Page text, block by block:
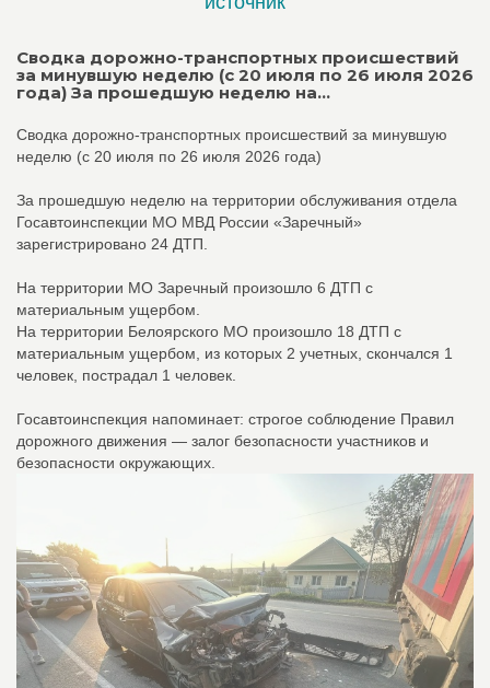
Сводка дорожно-транспортных происшествий
за минувшую неделю (с 20 июля по 26 июля 2026
года) За прошедшую неделю на...
Сводка дорожно-транспортных происшествий за минувшую
неделю (с 20 июля по 26 июля 2026 года)
За прошедшую неделю на территории обслуживания отдела
Госавтоинспекции МО МВД России «Заречный»
зарегистрировано 24 ДТП.
На территории МО Заречный произошло 6 ДТП с
материальным ущербом.
На территории Белоярского МО произошло 18 ДТП с
материальным ущербом, из которых 2 учетных, скончался 1
человек, пострадал 1 человек.
Госавтоинспекция напоминает: строгое соблюдение Правил
дорожного движения — залог безопасности участников и
безопасности окружающих.